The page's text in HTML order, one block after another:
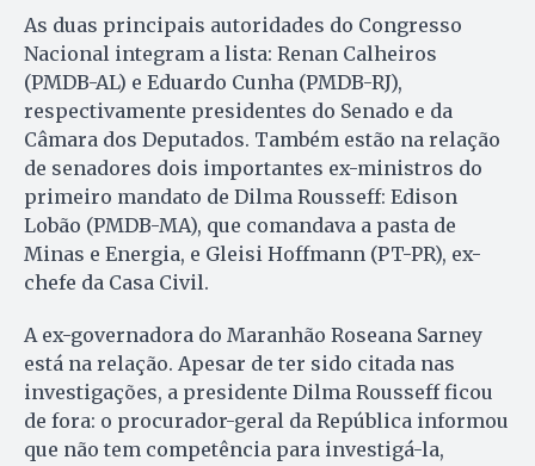
As duas principais autoridades do Congresso
Nacional integram a lista: Renan Calheiros
(PMDB-AL) e Eduardo Cunha (PMDB-RJ),
respectivamente presidentes do Senado e da
Câmara dos Deputados. Também estão na relação
de senadores dois importantes ex-ministros do
primeiro mandato de Dilma Rousseff: Edison
Lobão (PMDB-MA), que comandava a pasta de
Minas e Energia, e Gleisi Hoffmann (PT-PR), ex-
chefe da Casa Civil.
A ex-governadora do Mara­nhão Roseana Sarney
está na relação. Apesar de ter sido citada nas
investigações, a presidente Dilma Rousseff ficou
de fora: o procurador-geral da República informou
que não tem competência para investigá-la,